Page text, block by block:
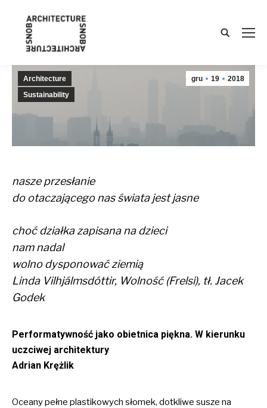
Search:
gru 19 2018
Architecture
Sustainability
nasze przesłanie
do otaczającego nas świata jest jasne
choć działka zapisana na dzieci
nam nadal
wolno dysponować ziemią
Linda Vilhjálmsdóttir, Wolność (Frelsi), tł. Jacek
Godek
Performatywność jako obietnica piękna. W kierunku
uczciwej architektury
Adrian Krężlik
Oceany pełne plastikowych słomek, dotkliwe susze na